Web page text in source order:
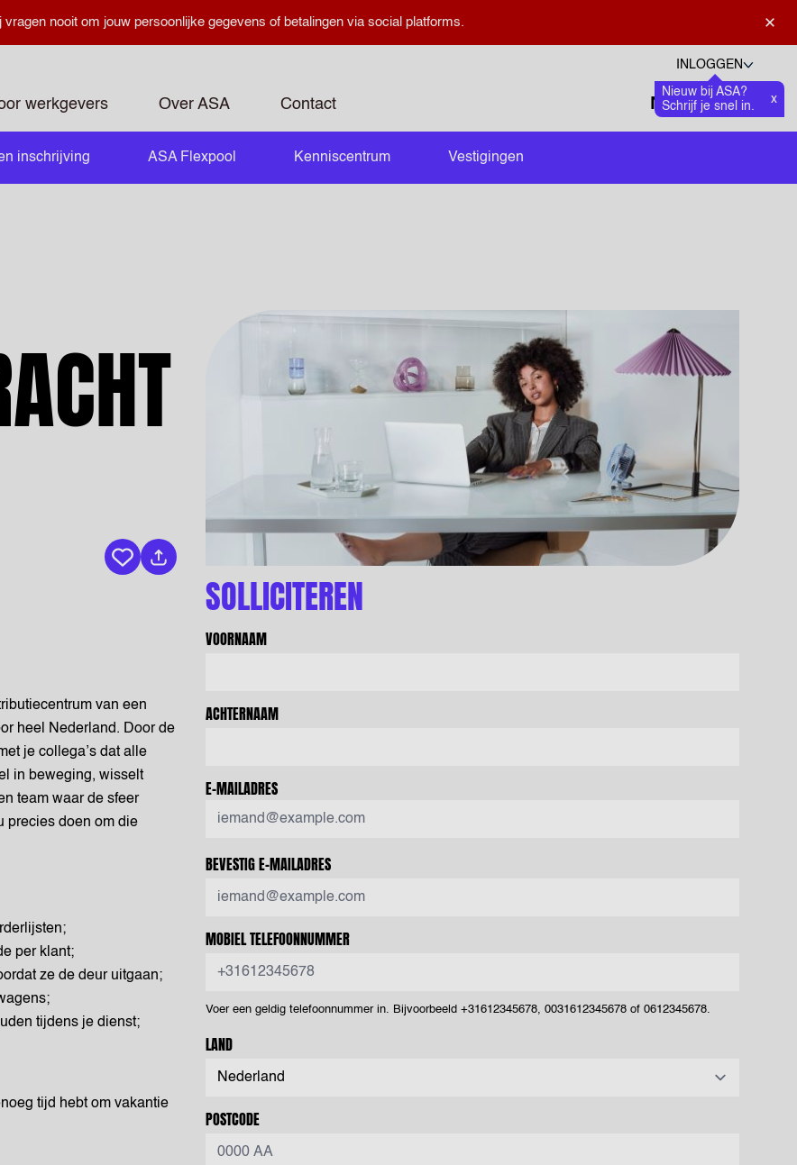
×
vragen nooit om jouw persoonlijke gegevens of betalingen via social platforms.
INLOGGEN
Nieuw bij ASA?
Schrijf je snel in.
x
werkgevers Over ASA Contact
Talen
Zoeken openen
0
inschrijving ASA Flexpool Kenniscentrum Vestigingen
Bewaar vacature
van een
heel Nederland. Door de
je collega’s dat alle
in beweging, wisselt
team waar de sfeer
precies doen om die
per klant;
ze de deur uitgaan;
tijdens je dienst;
tijd hebt om vakantie
SOLLICITEREN
VOORNAAM
ACHTERNAAM
E-MAILADRES
BEVESTIG E-MAILADRES
MOBIEL TELEFOONNUMMER
Voer een geldig telefoonnummer in. Bijvoorbeeld +31612345678, 0031612345678 of 0612345678.
LAND
POSTCODE